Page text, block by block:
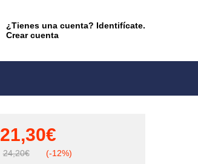
¿Tienes una cuenta? Identifícate.
Crear cuenta
21,30€
24,20€ (-12%)